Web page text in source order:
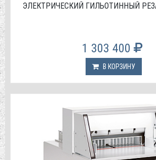
ЭЛЕКТРИЧЕСКИЙ ГИЛЬОТИННЫЙ
1 303 400
В КОРЗИНУ